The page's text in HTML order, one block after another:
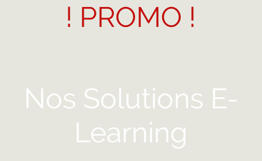
! PROMO !
Nos Solutions E-
Learning